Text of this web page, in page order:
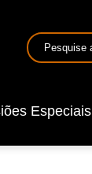
Especiais